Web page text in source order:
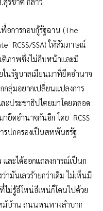
อการกอบกู้รัฐฉาน (The
RCSS/SSA) ให้สัมภาษณ์
ติภาพซึ่งไม่คืบหน้าและมี
นรัฐบาลเมียนมาที่ยึดอำนาจ
กลุ่มอยากเปลี่ยนแปลงการ
ะประชาธิปไตยมาโดยตลอด
ยึดอำนาจกันอีก โดย RCSS
รปกครองเป็นสหพันธรัฐ
และได้ออกแถลงการณ์เป็นก
มันเลวร้ายกว่าเดิม ไม่เห็นมี
ม่รู้อีโหน่อีเหน่ก็โดนไปด้วย
บ้าน ถนนหนทางลำบาก